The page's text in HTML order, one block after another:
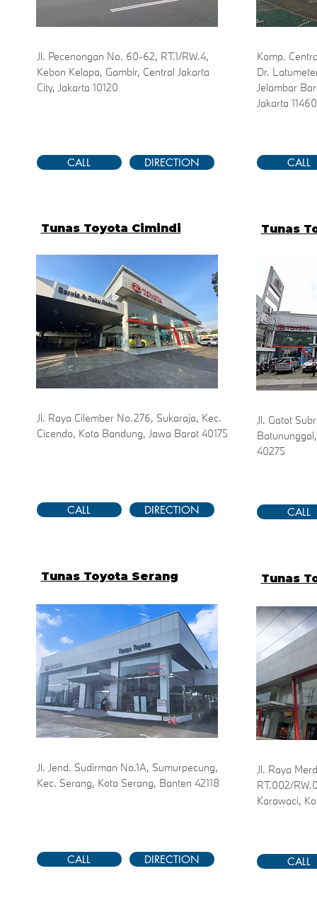
Jl. Pecenongan No. 60-62, RT.1/RW.4,
Kebon Kelapa, Gambir, Central Jakarta
City, Jakarta 10120
CALL DIRECTION
Tunas Toyota Cimindi
Jl. Raya Cilember No.276, Sukaraja, Kec.
Cicendo, Kota Bandung, Jawa Barat 40175
CALL DIRECTION
Tunas Toyota Serang
Jl. Jend. Sudirman No.1A, Sumurpecung,
Kec. Serang, Kota Serang, Banten 42118
CALL DIRECTION
Komp.
Dr.
Jelambar
Jakarta 11460
CALL
Tunas
Jl. Gatot
40275
CALL
Tunas
Jl. Raya
RT.002/
Karawaci,
CALL